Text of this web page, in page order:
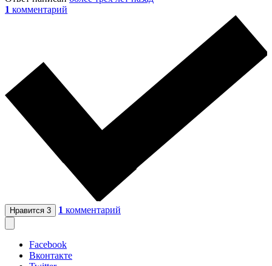
1 комментарий
Нравится 3 1 комментарий
Facebook
Вконтакте